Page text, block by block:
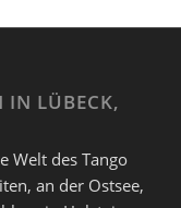
IN LÜBECK,
Welt des Tango
an der Ostsee,